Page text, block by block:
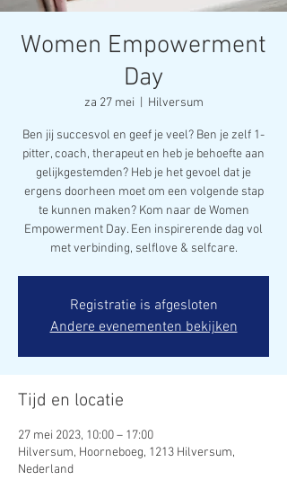
Women Empowerment
Day
za 27 mei Hilversum
Ben jij succesvol en geef je veel? Ben je zelf 1-
pitter, coach, therapeut en heb je behoefte aan
gelijkgestemden? Heb je het gevoel dat je
ergens doorheen moet om een volgende stap
te kunnen maken? Kom naar de Women
Empowerment Day. Een inspirerende dag vol
met verbinding, selflove & selfcare.
Registratie is afgesloten
Andere evenementen bekijken
Tijd en locatie
27 mei 2023, 10:00 – 17:00
Hilversum, Hoorneboeg, 1213 Hilversum,
Nederland